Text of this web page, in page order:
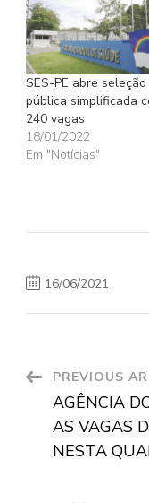
SES-PE abre seleção
pública simplificada
240 vagas
18/01/2022
Em "Notícias"
16/06/2021
PostPREVIOUS
AGÊNCIA
AS VAGAS
NESTA